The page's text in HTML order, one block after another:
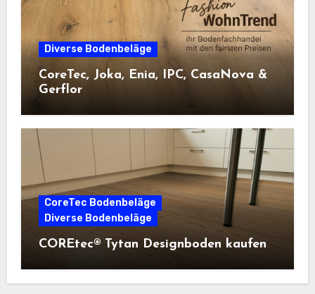
Diverse Bodenbeläge
CoreTec, Joka, Enia, IPC, CasaNova &
Gerflor
CoreTec Bodenbeläge
Diverse Bodenbeläge
COREtec® Tytan Designboden kaufen